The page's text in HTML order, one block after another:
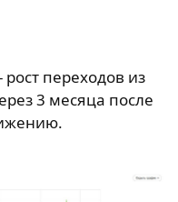
рост переходов из
3 месяца после